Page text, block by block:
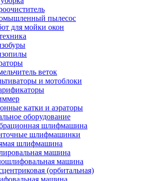
пылесос
для мойки окон
веток
и мотоблоки
катки и аэраторы
оборудование
шлифмашина
шлифмашинки
шлифмашина
машина
машина
(орбитальная)
машина